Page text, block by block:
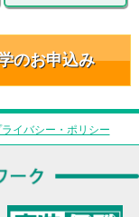
のお申込み
ライバシー・ポリシー